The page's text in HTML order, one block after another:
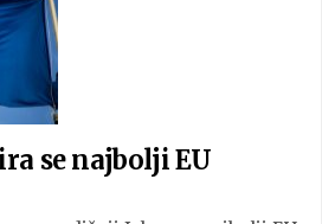
se najbolji EU